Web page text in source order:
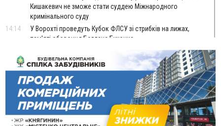
Кишакевич не зможе стати суддею Міжнародного
кримінального суду
14:14
У Ворохті проведуть Кубок ФЛСУ зі стрибків на лижах,
пам'яті оборонця Богдана Бухонка
На Калущині розшукали чоловіка, який три дні
блукав у лісі
13:14
Боднар розповів про реакцію влади Польщі на атаки на
українців та про зміни після 23 серпня
12:31
ВІДЕО "Едельвейси" щемливо привітали рідну Коломию з
Днем міста
11:55
Вчора у Франківську, Коломиї, Долині та Яремче